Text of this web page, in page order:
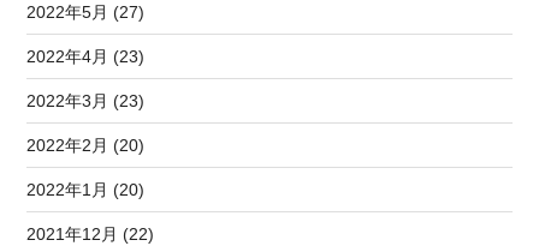
2022年5月 (27)
2022年4月 (23)
2022年3月 (23)
2022年2月 (20)
2022年1月 (20)
2021年12月 (22)